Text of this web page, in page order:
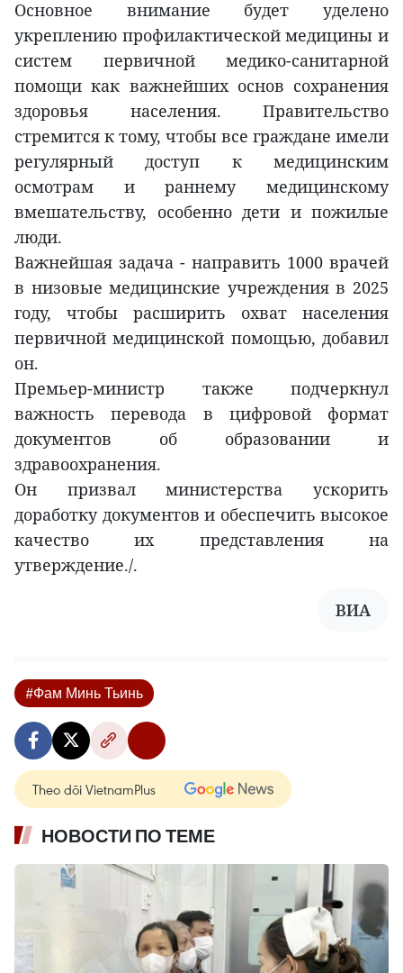
Основное внимание будет уделено
укреплению профилактической медицины и
систем первичной медико-санитарной
помощи как важнейших основ сохранения
здоровья населения. Правительство
стремится к тому, чтобы все граждане имели
регулярный доступ к медицинским
осмотрам и раннему медицинскому
вмешательству, особенно дети и пожилые
люди.
Важнейшая задача - направить 1000 врачей
в низовые медицинские учреждения в 2025
году, чтобы расширить охват населения
первичной медицинской помощью, добавил
он.
Премьер-министр также подчеркнул
важность перевода в цифровой формат
документов об образовании и
здравоохранения.
Он призвал министерства ускорить
доработку документов и обеспечить высокое
качество их представления на
утверждение./.
ВИА
#Фам Минь Тьинь
Theo dõi VietnamPlus
НОВОСТИ ПО ТЕМЕ